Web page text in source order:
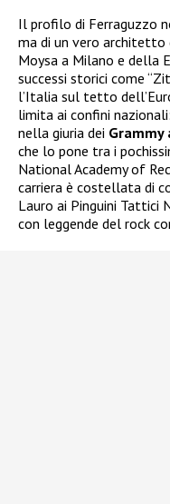
Il profilo di Ferraguzzo
ma di un vero architetto
Moysa a Milano e della
successi storici come
l’Italia sul tetto
limita ai confini
nella giuria dei Grammy
che lo pone tra i
National Academy of
carriera è costellata di
Lauro ai Pinguini Tattici
con leggende del rock